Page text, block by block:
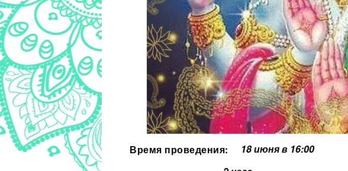
Время проведения:
18 июня в 16:00